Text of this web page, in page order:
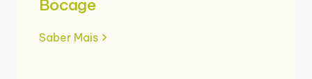
Bocage
Saber Mais